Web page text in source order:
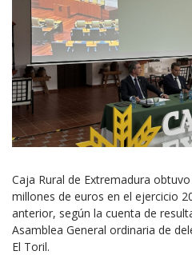
Caja Rural de Extremadura
millones de euros en el ejercicio
anterior, según la cuenta de
Asamblea General ordinaria de
El Toril.